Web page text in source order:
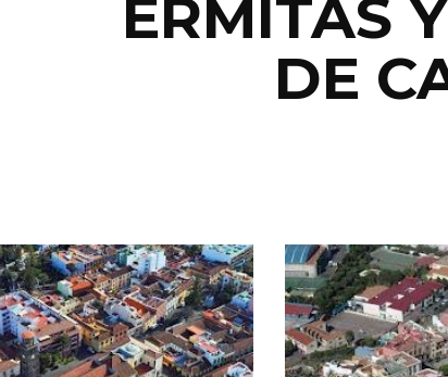
ERMITAS
DE